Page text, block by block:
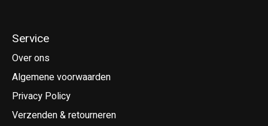
Service
Over ons
Algemene voorwaarden
Privacy Policy
Verzenden & retourneren